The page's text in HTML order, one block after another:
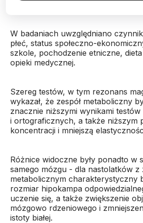
W badaniach uwzględniano
płeć, status społeczno-
szkole, pochodzenie etniczne,
opieki medycznej.
Szereg testów, w tym rezonans
wykazał, że zespół metaboliczny
znacznie niższymi wynikami
i ortograficznych, a także niższym
koncentracji i mniejszą
Różnice widoczne były ponadto w
samego mózgu - dla nastolatków z
metabolicznym charakterystyczny
rozmiar hipokampa
uczenie się, a także zwiększenie
mózgowo rdzeniowego i
istoty białej.